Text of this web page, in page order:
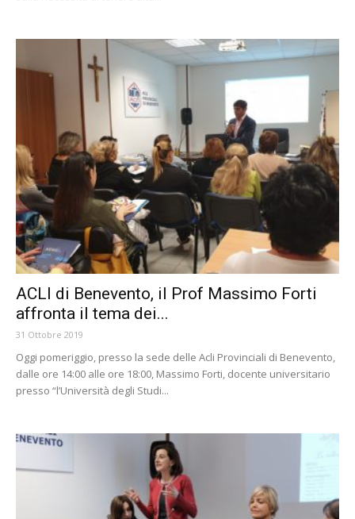
ACLI di Benevento, il Prof Massimo Forti
affronta il tema dei...
31 Ottobre 2019
Oggi pomeriggio, presso la sede delle Acli Provinciali di Benevento,
dalle ore 14:00 alle ore 18:00, Massimo Forti, docente universitario
presso “l’Università degli Studi...